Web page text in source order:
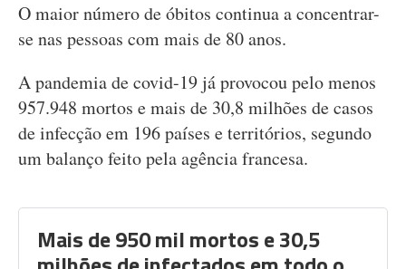
O maior número de óbitos continua a concentrar-
se nas pessoas com mais de 80 anos.
A pandemia de covid-19 já provocou pelo menos
957.948 mortos e mais de 30,8 milhões de casos
de infecção em 196 países e territórios, segundo
um balanço feito pela agência francesa.
Mais de 950 mil mortos e 30,5